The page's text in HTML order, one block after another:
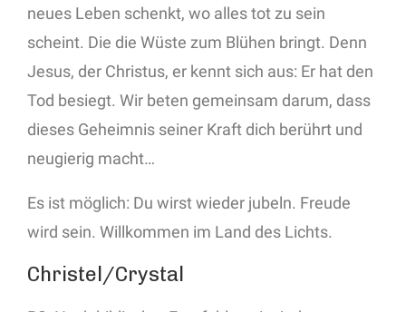
neues Leben schenkt, wo alles tot zu sein
scheint. Die die Wüste zum Blühen bringt. Denn
Jesus, der Christus, er kennt sich aus: Er hat den
Tod besiegt. Wir beten gemeinsam darum, dass
dieses Geheimnis seiner Kraft dich berührt und
neugierig macht…
Es ist möglich: Du wirst wieder jubeln. Freude
wird sein. Willkommen im Land des Lichts.
Christel/Crystal